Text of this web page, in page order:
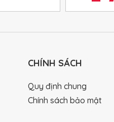
CHÍNH SÁCH
Quy định chung
Chính sách bảo mật